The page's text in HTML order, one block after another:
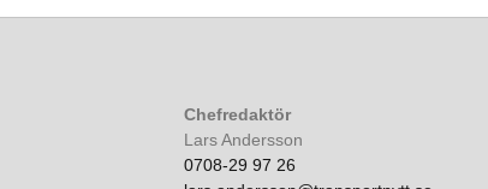
Chefredaktör
Lars Andersson
0708-29 97 26